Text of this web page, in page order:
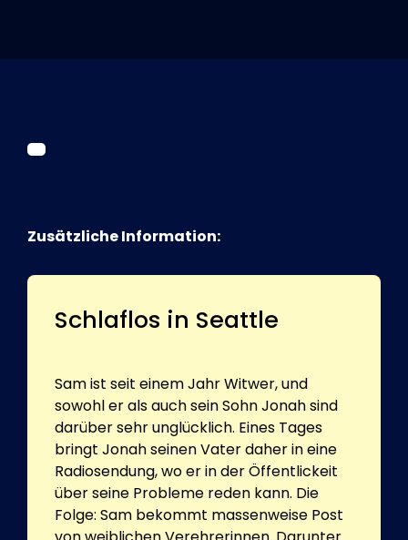
Kurier Romy 2026
Zusätzliche Information:
Schlaflos in Seattle
Sam ist seit einem Jahr Witwer, und
sowohl er als auch sein Sohn Jonah sind
darüber sehr unglücklich. Eines Tages
bringt Jonah seinen Vater daher in eine
Radiosendung, wo er in der Öffentlickeit
über seine Probleme reden kann. Die
Folge: Sam bekommt massenweise Post